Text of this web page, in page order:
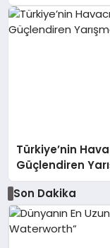
Türkiye’nin
Güçlendiren
Son Dakika